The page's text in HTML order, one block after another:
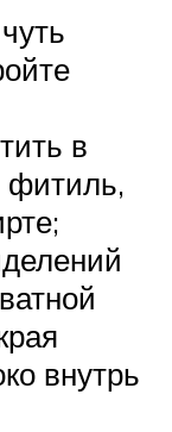
в
фитиль,
внутрь